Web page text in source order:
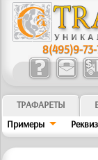
8(495)9-
ТРАФАРЕТЫ
Примеры